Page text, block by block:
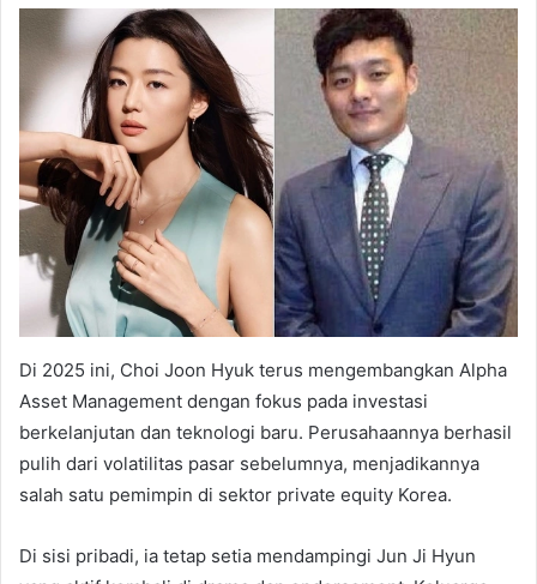
Di 2025 ini, Choi Joon Hyuk terus mengembangkan Alpha
Asset Management dengan fokus pada investasi
berkelanjutan dan teknologi baru. Perusahaannya berhasil
pulih dari volatilitas pasar sebelumnya, menjadikannya
salah satu pemimpin di sektor private equity Korea.
Di sisi pribadi, ia tetap setia mendampingi Jun Ji Hyun